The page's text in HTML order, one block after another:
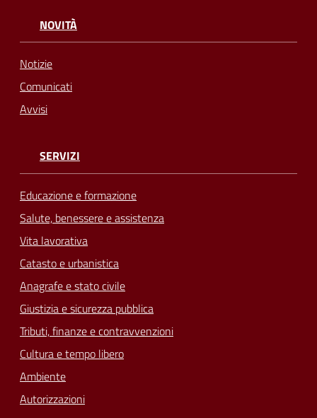
NOVITÀ
Notizie
Comunicati
Avvisi
SERVIZI
Educazione e formazione
Salute, benessere e assistenza
Vita lavorativa
Catasto e urbanistica
Anagrafe e stato civile
Giustizia e sicurezza pubblica
Tributi, finanze e contravvenzioni
Cultura e tempo libero
Ambiente
Autorizzazioni